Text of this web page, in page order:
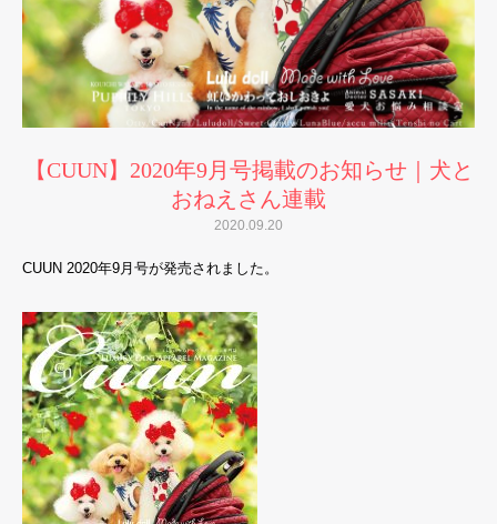
【CUUN】2020年9月号掲載のお知らせ｜犬と
おねえさん連載
2020.09.20
CUUN 2020年9月号が発売されました。